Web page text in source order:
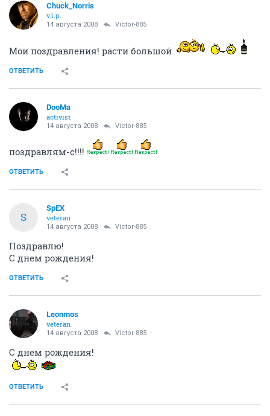
Chuck_Norris
v.i.p.
14 августа 2008 Victor-885
Мои поздравления! расти большой
ОТВЕТИТЬ
DooMa
activist
14 августа 2008 Victor-885
поздравлям-с!!!!
ОТВЕТИТЬ
S
SpEX
veteran
14 августа 2008 Victor-885
Поздравлю!
С днем рождения!
ОТВЕТИТЬ
Leonmos
veteran
14 августа 2008 Victor-885
С днем рождения!
ОТВЕТИТЬ